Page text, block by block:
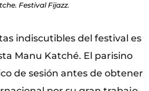
Festival Fijazz.
indiscutibles del festival es
Manu Katché. El parisino
de sesión antes de obtener